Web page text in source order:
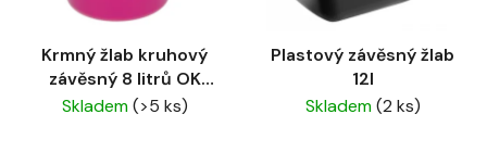
Krmný žlab kruhový
závěsný 8 litrů OK
Plast sv. růžový
Skladem(>5 ks)
Plastový závěsný žlab
12l
Skladem(2 ks)